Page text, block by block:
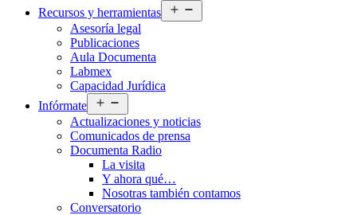
Recursos y herramientas
el
Asesoría legal
Publicaciones
Aula Documenta
Labmex
Capacidad Jurídica
Infórmate
el
menú
Actualizaciones y noticias
Comunicados de prensa
Documenta Radio
La visita
Y ahora qué…
Nosotras también contamos
Conversatorio